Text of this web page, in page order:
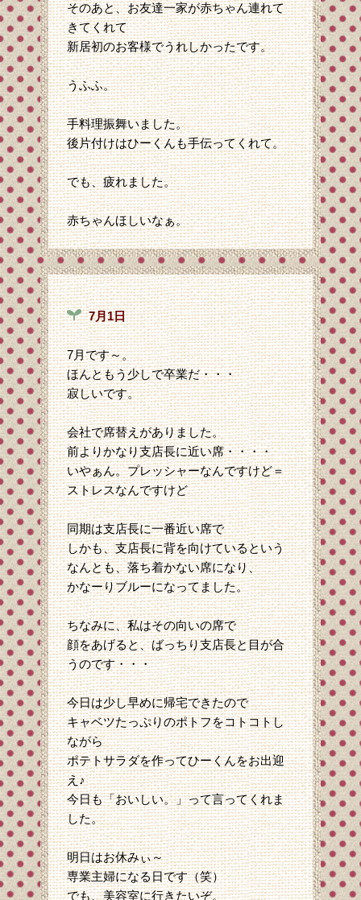
そのあと、お友達一家が赤ちゃん連れて
きてくれて
新居初のお客様でうれしかったです。
うふふ。
手料理振舞いました。
後片付けはひーくんも手伝ってくれて。
でも、疲れました。
赤ちゃんほしいなぁ。
7月1日
7月です～。
ほんともう少しで卒業だ・・・
寂しいです。
会社で席替えがありました。
前よりかなり支店長に近い席・・・・
いやぁん。プレッシャーなんですけど＝
ストレスなんですけど
同期は支店長に一番近い席で
しかも、支店長に背を向けているという
なんとも、落ち着かない席になり、
かなーりブルーになってました。
ちなみに、私はその向いの席で
顔をあげると、ばっちり支店長と目が合
うのです・・・
今日は少し早めに帰宅できたので
キャベツたっぷりのポトフをコトコトし
ながら
ポテトサラダを作ってひーくんをお出迎
え♪
今日も「おいしい。」って言ってくれま
した。
明日はお休みぃ～
専業主婦になる日です（笑）
でも、美容室に行きたいぞ。